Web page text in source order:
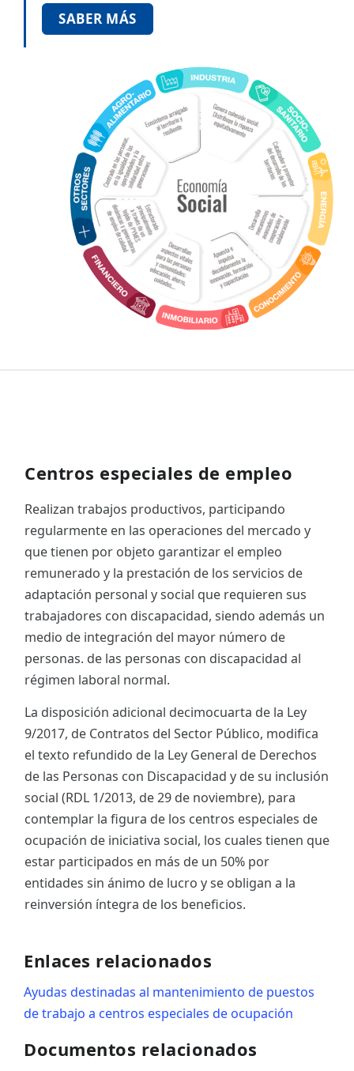
SABER MÁS
Centros especiales de empleo
Realizan trabajos productivos, participando
regularmente en las operaciones del mercado y
que tienen por objeto garantizar el empleo
remunerado y la prestación de los servicios de
adaptación personal y social que requieren sus
trabajadores con discapacidad, siendo además un
medio de integración del mayor número de
personas. de las personas con discapacidad al
régimen laboral normal.
La disposición adicional decimocuarta de la Ley
9/2017, de Contratos del Sector Público, modifica
el texto refundido de la Ley General de Derechos
de las Personas con Discapacidad y de su inclusión
social (RDL 1/2013, de 29 de noviembre), para
contemplar la figura de los centros especiales de
ocupación de iniciativa social, los cuales tienen que
estar participados en más de un 50% por
entidades sin ánimo de lucro y se obligan a la
reinversión íntegra de los beneficios.
Enlaces relacionados
Ayudas destinadas al mantenimiento de puestos
de trabajo a centros especiales de ocupación
Documentos relacionados